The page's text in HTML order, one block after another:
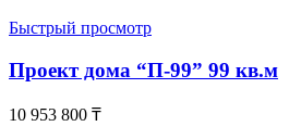
Быстрый просмотр
Проект дома “П-99” 99 кв.м
10 953 800 ₸